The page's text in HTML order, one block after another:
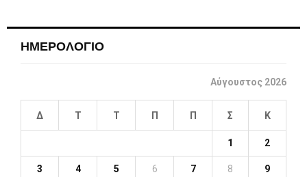
ΗΜΕΡΟΛΟΓΙΟ
Αύγουστος 2026
Δ Τ Τ Π Π Σ Κ
1 2
3 4 5 6 7 8 9